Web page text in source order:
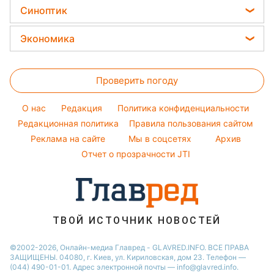
Ольга Сумская
Елена Зеленская
Ани Лорак
Кейт Миддлтон
Новости Одессы
Новости Запорожья
Новости Львова
Новости Днепра
Красивый маникюр
Модные ошибки
Новости моды
Простые блюда
Легкие десерты
Праздничное меню
Все о сале
Уборка
Авто
Стирка
Комнатные растения
Синоптик
Прогноз погоды
Магнитные бури
Погода на сегодня
Погода на завтра
Пылевая буря
Экономика
Денежная помощь
Тарифы
Курс валют
Проверить погоду
O нас Редакция
Политика конфиденциальности
Редакционная политика
Правила пользования сайтом
Реклама на сайте
Мы в соцсетях
Архив
Отчет о прозрачности JTI
ТВОЙ ИСТОЧНИК НОВОСТЕЙ
©2002-2026, Онлайн-медиа Главред - GLAVRED.INFO. ВСЕ ПРАВА
ЗАЩИЩЕНЫ. 04080, г. Киев, ул. Кириловская, дом 23. Телефон —
(044) 490-01-01. Адрес электронной почты — info@glavred.info.